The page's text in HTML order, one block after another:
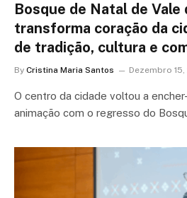
Bosque de Natal de Vale
transforma coração da
de tradição, cultura e
By Cristina Maria Santos Dezembro
O centro da cidade voltou a
animação com o regresso do